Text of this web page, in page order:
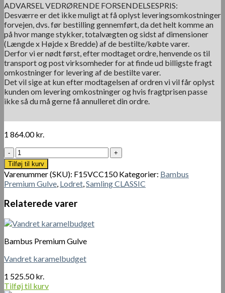
ADVARSEL VEDRØRENDE FORSENDELSESPRIS:
Desværre er det ikke muligt at få oplyst leveringsomkostninger
forvejen, dvs. før bestilling gennemført, da det helt komme an
på hvor mange stykker, totalvægten og sidst af dimensioner
(Længde x Højde x Bredde) af de bestilte/købte varer.
Derfor vi er nødt først, efter modtaget ordre, henvende os til
transport og post virksomheder for at finde ud billigste fragt
omkostninger for levering af de bestilte varer.
Det vil sige at kun efter modtagelsen af ordren vi vil får oplyst
kunden om levering omkostninger og hvis fragtprisen passe
ikke så du må gerne få annulleret din ordre.
1 864.00kr.
Lodret
karamel
tradition
antal
Tilføj til kurv
Varenummer (SKU): F15VCC150 Kategorier: Bambus
Premium Gulve, Lodret,Samling CLASSIC
Relaterede varer
Bambus Premium Gulve
Vandret karamelbudget
1 525.50kr.
Tilføj til kurv